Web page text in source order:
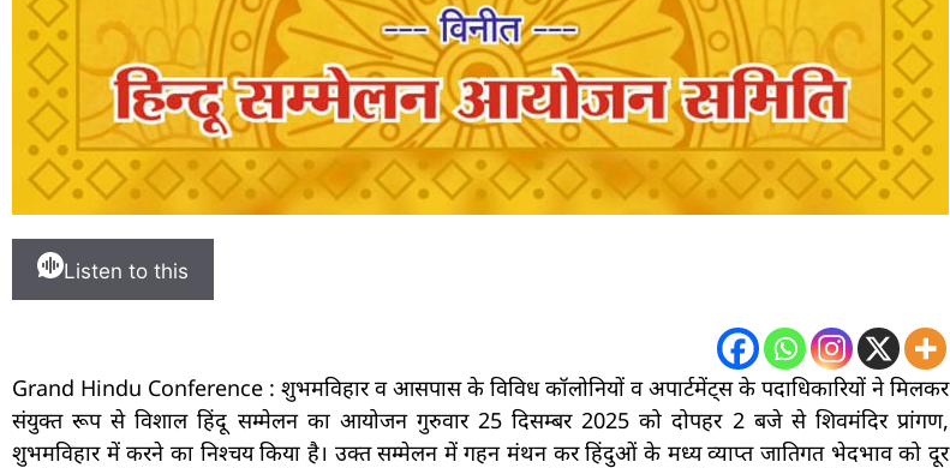
Listen to this
Grand Hindu Conference : शुभमविहार व आसपास के विविध कॉलोनियों व अपार्टमेंट्स के पदाधिकारियों ने मिलकर
संयुक्त रूप से विशाल हिंदू सम्मेलन का आयोजन गुरुवार 25 दिसम्बर 2025 को दोपहर 2 बजे से शिवमंदिर प्रांगण,
शुभमविहार में करने का निश्चय किया है। उक्त सम्मेलन में गहन मंथन कर हिंदुओं के मध्य व्याप्त जातिगत भेदभाव को दूर